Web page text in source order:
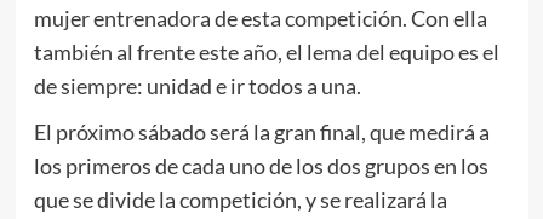
mujer entrenadora de esta competición. Con ella
también al frente este año, el lema del equipo es el
de siempre: unidad e ir todos a una.
El próximo sábado será la gran final, que medirá a
los primeros de cada uno de los dos grupos en los
que se divide la competición, y se realizará la